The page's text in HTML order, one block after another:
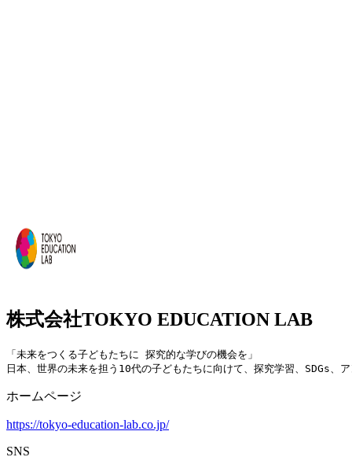
株式会社TOKYO EDUCATION LAB
「未来をつくる子どもたちに 探究的な学びの機会を」
日本、世界の未来を担う10代の子どもたちに向けて、探究学習、SDGs、
ホームページ
https://tokyo-education-lab.co.jp/
SNS